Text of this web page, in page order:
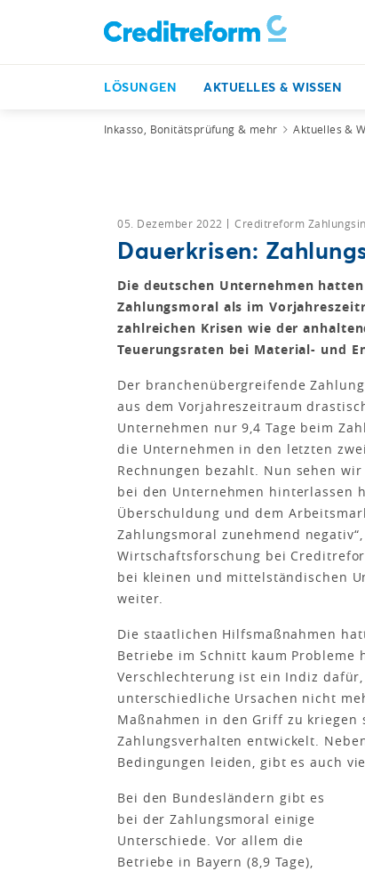
LÖSUNGEN AKTUELLES & WISSEN
Inkasso, Bonitätsprüfung & mehr Aktuelles &
05. Dezember 2022 Creditreform
Dauerkrisen:
Die deutschen Unternehmen
Zahlungsmoral als im
zahlreichen Krisen wie der
Teuerungsraten bei Material- und
Der branchenübergreifende
aus dem Vorjahreszeitraum
Unternehmen nur 9,4 Tage beim
die Unternehmen in den letzten
Rechnungen bezahlt. Nun sehen
bei den Unternehmen hinterlassen
Überschuldung und dem
Zahlungsmoral zunehmend
Wirtschaftsforschung bei
bei kleinen und mittelständischen
weiter.
Die staatlichen Hilfsmaßnahmen
Betriebe im Schnitt kaum Probleme
Verschlechterung ist ein Indiz
unterschiedliche Ursachen nicht
Maßnahmen in den Griff zu
Zahlungsverhalten entwickelt.
Bedingungen leiden, gibt es auch
Bei den Bundesländern gibt es
bei der Zahlungsmoral einige
Unterschiede. Vor allem die
Betriebe in Bayern (8,9 Tage),